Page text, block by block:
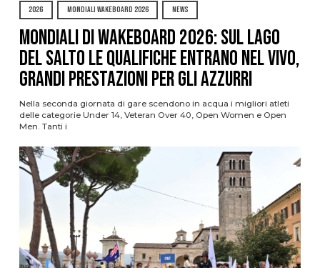
2026 MONDIALI WAKEBOARD 2026 NEWS
Mondiali di Wakeboard 2026: sul Lago
del Salto le qualifiche entrano nel vivo,
grandi prestazioni per gli azzurri
Nella seconda giornata di gare scendono in acqua i migliori atleti
delle categorie Under 14, Veteran Over 40, Open Women e Open
Men. Tanti i